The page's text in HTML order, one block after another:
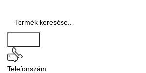
Telefonszám